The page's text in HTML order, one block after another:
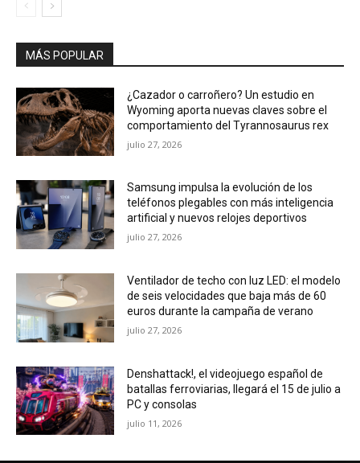
MÁS POPULAR
¿Cazador o carroñero? Un estudio en
Wyoming aporta nuevas claves sobre el
comportamiento del Tyrannosaurus rex
julio 27, 2026
Samsung impulsa la evolución de los
teléfonos plegables con más inteligencia
artificial y nuevos relojes deportivos
julio 27, 2026
Ventilador de techo con luz LED: el modelo
de seis velocidades que baja más de 60
euros durante la campaña de verano
julio 27, 2026
Denshattack!, el videojuego español de
batallas ferroviarias, llegará el 15 de julio a
PC y consolas
julio 11, 2026